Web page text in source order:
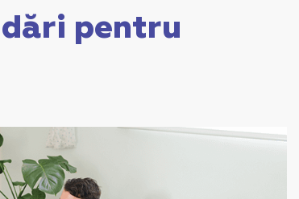
pentru